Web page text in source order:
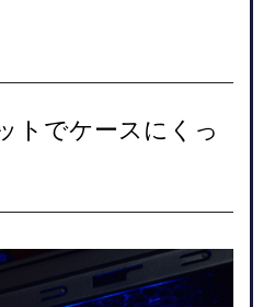
トでケースにくっ